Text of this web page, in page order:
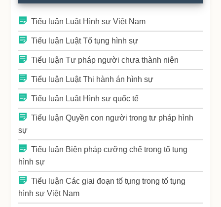
Tiểu luận Luật Hình sự Việt Nam
Tiểu luận Luật Tố tụng hình sự
Tiểu luận Tư pháp người chưa thành niên
Tiểu luận Luật Thi hành án hình sự
Tiểu luận Luật Hình sự quốc tế
Tiểu luận Quyền con người trong tư pháp hình
sự
Tiểu luận Biện pháp cưỡng chế trong tố tụng
hình sự
Tiểu luận Các giai đoạn tố tụng trong tố tụng
hình sự Việt Nam